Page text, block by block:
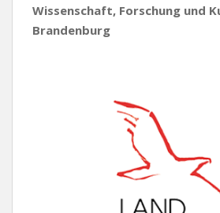
Wissenschaft, Forschung und
Brandenburg